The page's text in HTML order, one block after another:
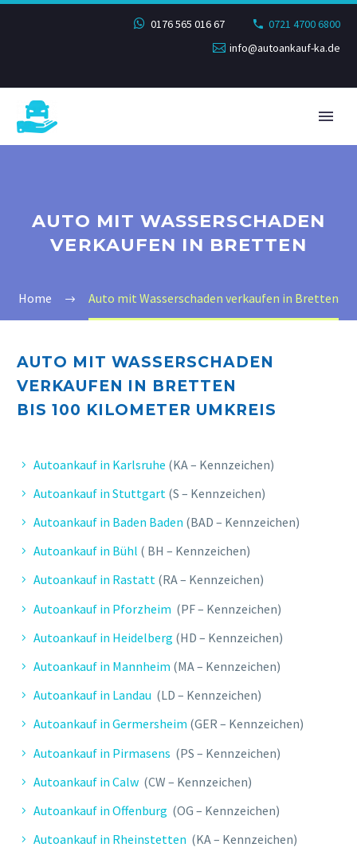
0176 565 016 67
0721 4700 6800
info@autoankauf-ka.de
AUTO MIT WASSERSCHADEN
VERKAUFEN IN BRETTEN
Home Auto mit Wasserschaden verkaufen in Bretten
AUTO MIT WASSERSCHADEN
VERKAUFEN IN BRETTEN
BIS 100 KILOMETER UMKREIS
Autoankauf in Karlsruhe (KA – Kennzeichen)
Autoankauf in Stuttgart (S – Kennzeichen)
Autoankauf in Baden Baden (BAD – Kennzeichen)
Autoankauf in Bühl ( BH – Kennzeichen)
Autoankauf in Rastatt (RA – Kennzeichen)
Autoankauf in Pforzheim (PF – Kennzeichen)
Autoankauf in Heidelberg (HD – Kennzeichen)
Autoankauf in Mannheim (MA – Kennzeichen)
Autoankauf in Landau (LD – Kennzeichen)
Autoankauf in Germersheim (GER – Kennzeichen)
Autoankauf in Pirmasens (PS – Kennzeichen)
Autoankauf in Calw (CW – Kennzeichen)
Autoankauf in Offenburg (OG – Kennzeichen)
Autoankauf in Rheinstetten (KA – Kennzeichen)